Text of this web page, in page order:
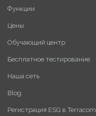
Функции
Цены
Обучающий центр
Бесплатное тестирование
Наша сеть
Blog
Регистрация ESG в Terracom